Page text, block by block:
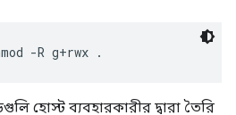
হোস্ট ব্যবহারকারীর দ্বারা তৈরি